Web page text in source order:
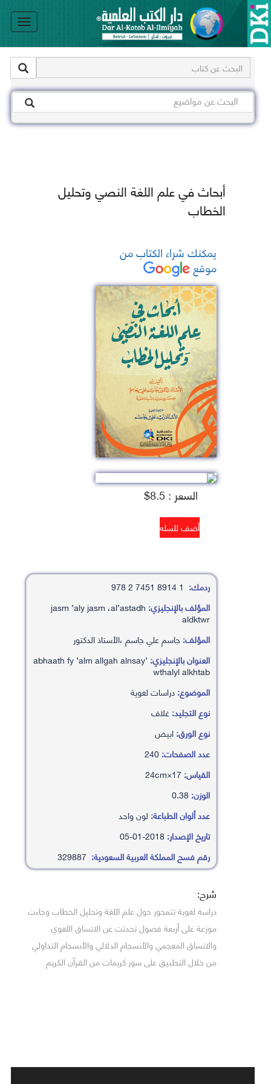
أبحاث في علم اللغة النصي وتحليل
الخطاب
يمكنك شراء الكتاب من
موقع
السعر : 8.5$
ردمك:
المؤلف بالإنجليزي: jasm ’aly jasm ،al’astadh
aldktwr
المؤلف: جاسم علي جاسم ،الأستاذ الدكتور
العنوان بالإنجليزي: ’abhaath fy ’alm allgah alnsay
wthalyl alkhtab
الموضوع:دراسات لغوية
نوع التجليد:غلاف
نوع الورق:ابيض
عدد الصفحات:
القياس:
الوزن:
عدد ألوان الطباعة: لون واحد
تاريخ الإصدار:
رقم فسح المملكة العربية السعودية:
شرح:
دراسة لغوية تتمحور حول علم اللغة وتحليل الخطاب وجاءت
موزعة على أربعة فصول تحدثت عن الاتساق اللغوي
والاتساق المعجمي والأنسجام الدلالي والأنسجام التداولي
من خلال التطبيق على سور كريمات من القرآن الكريم